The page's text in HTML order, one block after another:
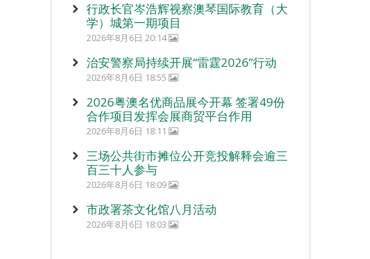
行政长官岑浩辉视察澳琴国际教育（大
学）城第一期项目
2026年8月6日 20:14
治安警察局持续开展“雷霆2026”行动
2026年8月6日 18:55
2026粤澳名优商品展今开幕 签署49份
合作项目发挥会展商贸平台作用
2026年8月6日 18:11
三场公共街市摊位公开竞投解释会逾三
百三十人参与
2026年8月6日 18:09
市政署茶文化馆八月活动
2026年8月6日 18:03